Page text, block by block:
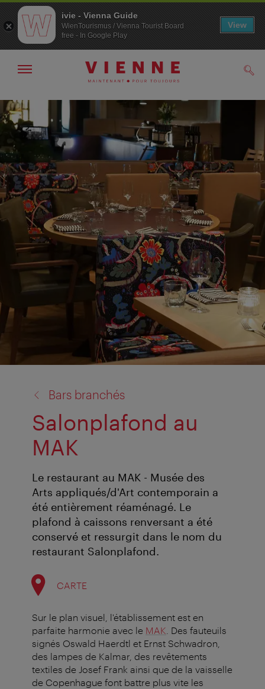
Navigation
Contenu
Afficher
la
navigation
Bars branchés
Salonplafond au
MAK
Le restaurant au MAK - Musée des
Arts appliqués/d'Art contemporain a
été entièrement réaménagé. Le
plafond à caissons renversant a été
conservé et ressurgit dans le nom du
restaurant Salonplafond.
CARTE
Sur le plan visuel, l'établissement est en
parfaite harmonie avec le MAK . Des fauteuils
signés Oswald Haerdtl et Ernst Schwadron,
des lampes de Kalmar, des revêtements
textiles de Josef Frank ainsi que de la vaisselle
de Copenhague font battre plus vite les
ivie - Vienna Guide
WienTourismus / Vienna Tourist Board
free - In Google Play
View